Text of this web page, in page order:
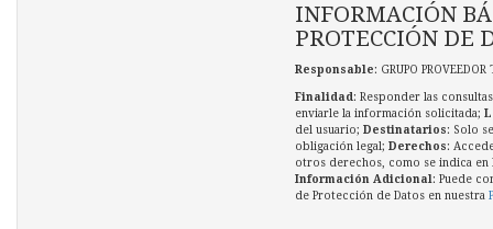
INFORMACIÓN
PROTECCIÓN DE
Responsable: GRUPO
Finalidad : Responder las
enviarle la información solicitada;
del usuario; Destinatarios: Solo
obligación legal; Derechos:
otros derechos, como se indica en
Información Adicional : Puede
de Protección de Datos en nuestra